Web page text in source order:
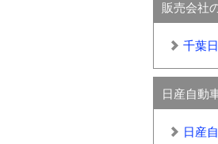
販売会社
千葉
日産自動
日産